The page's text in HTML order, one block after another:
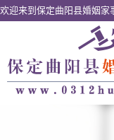
欢迎来到保定曲阳县婚姻家